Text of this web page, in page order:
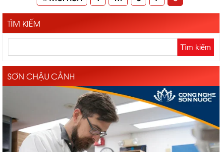
TÌM KIẾM
SƠN CHẬU CẢNH